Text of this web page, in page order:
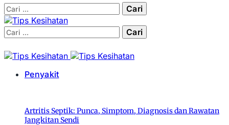
Cari:
Cari:
Penyakit
Artritis Septik: Punca, Simptom, Diagnosis dan Rawatan
Jangkitan Sendi